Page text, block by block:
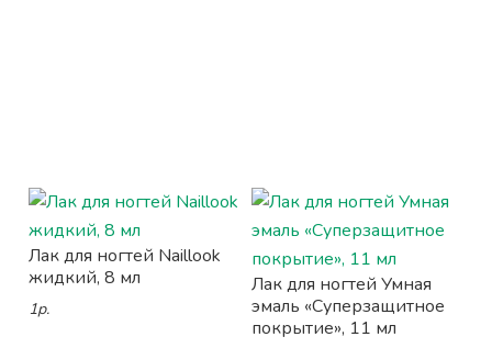
Лак для ногтей Naillook
жидкий, 8 мл
1р.
Лак для ногтей Умная
эмаль «Суперзащитное
покрытие», 11 мл